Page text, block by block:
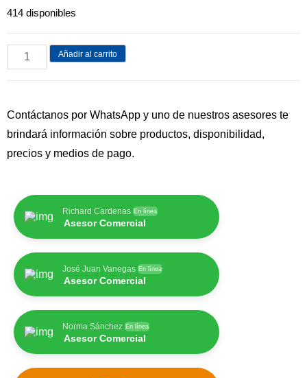
414 disponibles
Añadir al carrito
Contáctanos por WhatsApp y uno de nuestros asesores te
brindará información sobre productos, disponibilidad,
precios y medios de pago.
Richard Cardenas En línea
Asesor Comercial
José Juan Vanegas En línea
Asesor Comercial
Norma Sánchez En línea
Asesor Comercial